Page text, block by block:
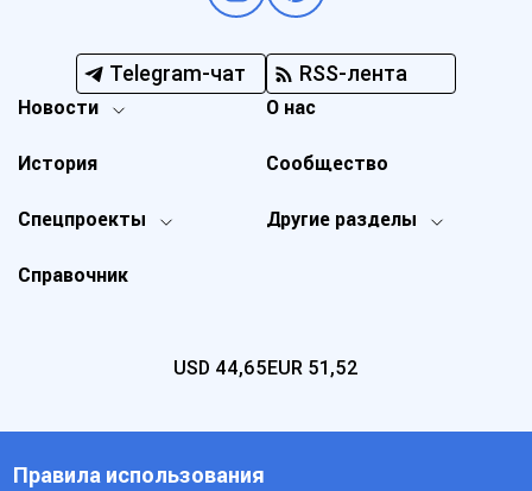
Telegram-чат RSS-лента
Новости
Спецпроекты Другие разделы
История
О нас
Справочник
Сообщество
USD 44,65EUR 51,52
Правила использования